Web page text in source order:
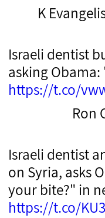
Israeli dentist
asking
https://t.co/
Israeli dentist
on Syria, asks
your bite?" in
https://t.co/